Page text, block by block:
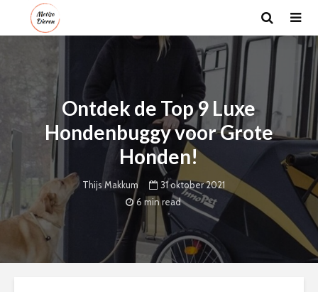
Ontdek de Top 9 Luxe
Hondenbuggy voor Grote
Honden!
Thijs Makkum
31 oktober 2021
6 min read